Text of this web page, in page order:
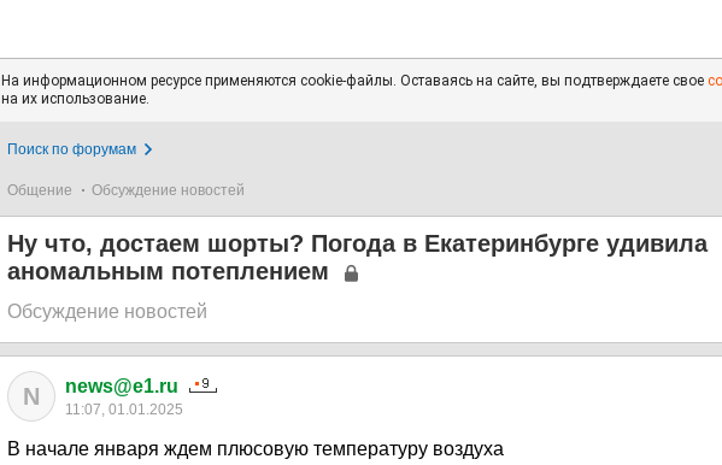
На информационном ресурсе применяются cookie-файлы. Оставаясь на сайте, вы подтверждаете свое
на их использование.
Поиск по форумам
Общение Обсуждение новостей
Ну что, достаем шорты? Погода в Екатеринбурге удивила
аномальным потеплением
Обсуждение новостей
N news@e1.ru
11:07, 01.01.2025
В начале января ждем плюсовую температуру воздуха